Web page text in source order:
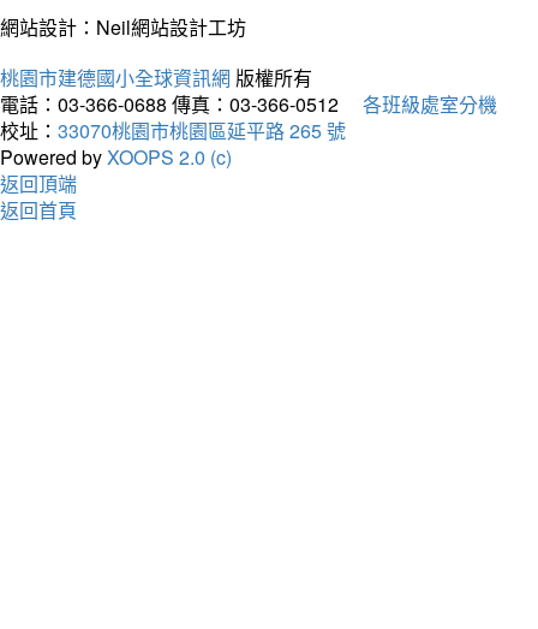
網站設計：Neil網站設計工坊
桃園市建德國小全球資訊網 版權所有
電話：03-366-0688 傳真：03-366-0512
各班級處室分機
校址： 33070桃園市桃園區延平路 265 號
Powered byXOOPS 2.0 (c)
返回頂端
返回首頁